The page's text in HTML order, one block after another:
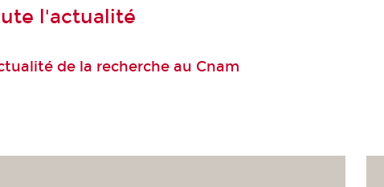
l'actualité
de la recherche au Cnam